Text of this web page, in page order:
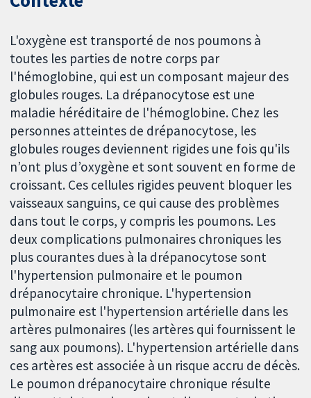
L'oxygène est transporté de nos poumons à
toutes les parties de notre corps par
l'hémoglobine, qui est un composant majeur des
globules rouges. La drépanocytose est une
maladie héréditaire de l'hémoglobine. Chez les
personnes atteintes de drépanocytose, les
globules rouges deviennent rigides une fois qu'ils
n’ont plus d’oxygène et sont souvent en forme de
croissant. Ces cellules rigides peuvent bloquer les
vaisseaux sanguins, ce qui cause des problèmes
dans tout le corps, y compris les poumons. Les
deux complications pulmonaires chroniques les
plus courantes dues à la drépanocytose sont
l'hypertension pulmonaire et le poumon
drépanocytaire chronique. L'hypertension
pulmonaire est l'hypertension artérielle dans les
artères pulmonaires (les artères qui fournissent le
sang aux poumons). L'hypertension artérielle dans
ces artères est associée à un risque accru de décès.
Le poumon drépanocytaire chronique résulte